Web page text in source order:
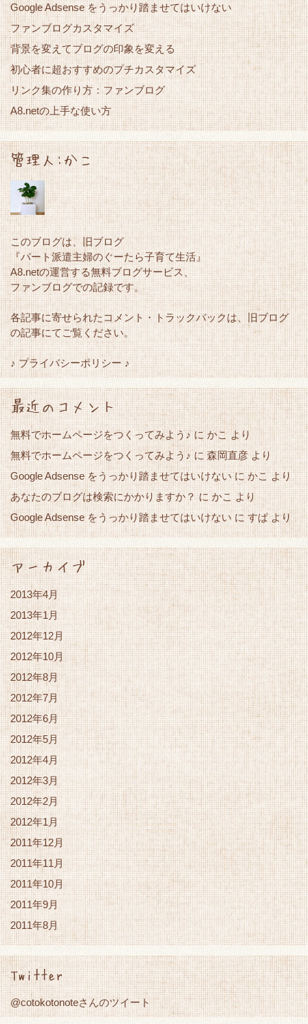
Google Adsense をうっかり踏ませてはいけない
ファンブログカスタマイズ
背景を変えてブログの印象を変える
初心者に超おすすめのプチカスタマイズ
リンク集の作り方：ファンブログ
A8.netの上手な使い方
管理人:かこ
このブログは、旧ブログ
『パート派遣主婦のぐーたら子育て生活』
A8.netの運営する無料ブログサービス、
ファンブログでの記録です。
各記事に寄せられたコメント・トラックバックは、旧ブログ
の記事にてご覧ください。
♪ プライバシーポリシー ♪
最近のコメント
無料でホームページをつくってみよう♪ に かこ より
無料でホームページをつくってみよう♪に森岡直彦より
Google Adsense をうっかり踏ませてはいけないにかこより
あなたのブログは検索にかかりますか？ に かこ より
Google Adsense をうっかり踏ませてはいけない に すぱ より
アーカイブ
2013年4月
2013年1月
2012年12月
2012年10月
2012年8月
2012年7月
2012年6月
2012年5月
2012年4月
2012年3月
2012年2月
2012年1月
2011年12月
2011年11月
2011年10月
2011年9月
2011年8月
Twitter
@cotokotonoteさんのツイート